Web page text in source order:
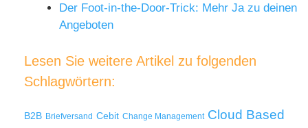
Der Foot-in-the-Door-Trick: Mehr Ja zu deinen
Angeboten
Lesen Sie weitere Artikel zu folgenden
Schlagwörtern:
B2B Briefversand Cebit Change Management Cloud Based